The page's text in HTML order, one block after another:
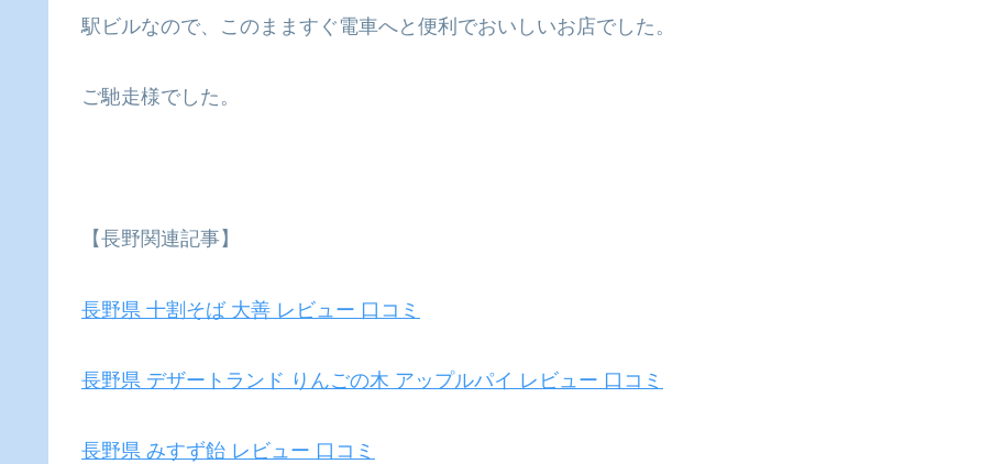
駅ビルなので、このまますぐ電車へと便利でおいしいお店でした。
ご馳走様でした。
【長野関連記事】
長野県 十割そば 大善 レビュー 口コミ
長野県 デザートランド りんごの木 アップルパイ レビュー 口コミ
長野県 みすず飴 レビュー 口コミ